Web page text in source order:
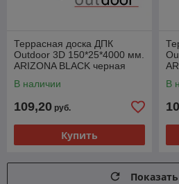
Террасная доска ДПК
Outdoor 3D 150*25*4000 мм.
ARIZONA BLACK черная
В наличии
109,20 руб.
Купить
В